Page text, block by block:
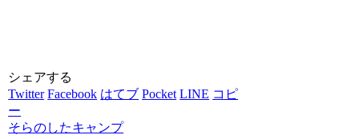
シェアする
Twitter Facebook はてブ Pocket LINE コピ
ー
そらのしたキャンプ